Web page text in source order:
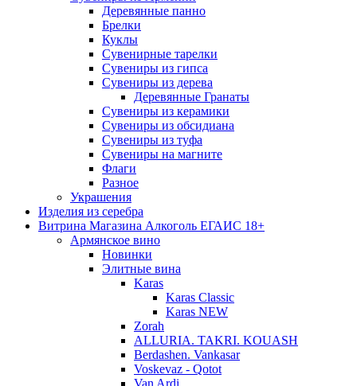
Деревянные панно
Брелки
Куклы
Сувенирные тарелки
Сувениры из гипса
Сувениры из дерева
Деревянные Гранаты
Сувениры из керамики
Сувениры из обсидиана
Сувениры из туфа
Сувениры на магните
Флаги
Разное
Украшения
Изделия из серебра
Витрина Магазина Алкоголь ЕГАИС 18+
Армянское вино
Новинки
Элитные вина
Karas
Karas Classic
Karas NEW
Zorah
ALLURIA. TAKRI. KOUASH
Berdashen. Vankasar
Voskevaz - Qotot
Van Ardi